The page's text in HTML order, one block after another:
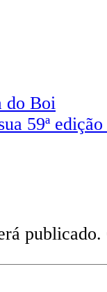
do Boi
59ª
publicado.